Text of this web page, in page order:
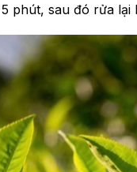
phút, sau đó rửa lại